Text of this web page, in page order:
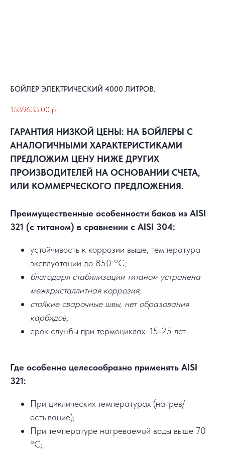
БОЙЛЕР ЭЛЕКТРИЧЕСКИЙ 4000 ЛИТРОВ.
1539633,00 р.
ГАРАНТИЯ НИЗКОЙ ЦЕНЫ: НА БОЙЛЕРЫ С
АНАЛОГИЧНЫМИ ХАРАКТЕРИСТИКАМИ
ПРЕДЛОЖИМ ЦЕНУ НИЖЕ ДРУГИХ
ПРОИЗВОДИТЕЛЕЙ НА ОСНОВАНИИ СЧЕТА,
ИЛИ КОММЕРЧЕСКОГО ПРЕДЛОЖЕНИЯ.
Преимущественные особенности баков из AISI
321 (с титаном) в сравнении с AISI 304:
устойчивость к коррозии выше, температура
эксплуатации до 850 °C;
благодаря стабилизации титаном устранена
межкристаллитная коррозия;
стойкие сварочные швы, нет образования
карбидов;
срок службы при термоциклах: 15-25 лет.
Где особенно целесообразно применять AISI
321:
При циклических температурах (нагрев/
остывание);
При температуре нагреваемой воды выше 70
°C;